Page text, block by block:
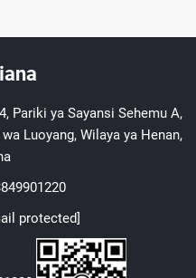
Pariki ya Sayansi Sehemu A,
Luoyang, Wilaya ya Henan,
protected]